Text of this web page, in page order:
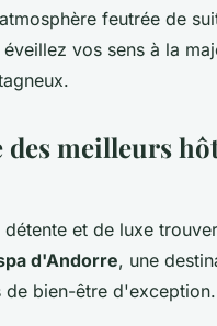
feutrée de
vos sens à la
des meilleurs
détente et de luxe
d'Andorre, une
de bien-être d'exception.